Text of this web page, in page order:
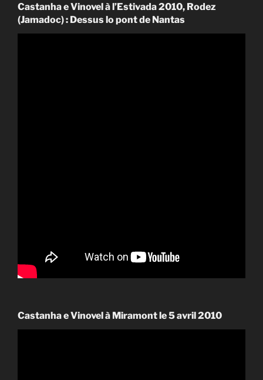
Castanha e Vinovel à l’Estivada 2010, Rodez
(Jamadoc) : Dessus lo pont de Nantas
Castanha e Vinovel à Miramont le 5 avril 2010